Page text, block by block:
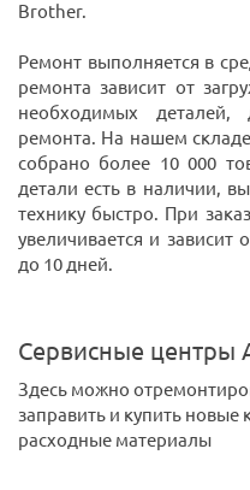
Brother.
Ремонт выполняется в
ремонта зависит от
необходимых деталей,
ремонта. На нашем
собрано более 10 000
детали есть в наличии,
технику быстро. При
увеличивается и зависит
до 10 дней.
Сервисные центры
Здесь можно
заправить и купить
расходные материалы